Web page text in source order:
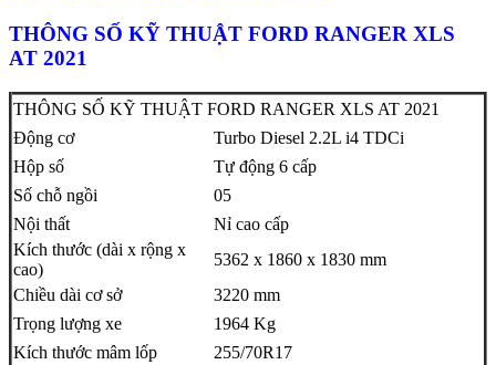
THÔNG SỐ KỸ THUẬT FORD RANGER XLS
AT 2021
THÔNG SỐ KỸ THUẬT FORD RANGER XLS AT 2021
Động cơ
Turbo Diesel 2.2L i4 TDCi
Hộp số
Tự động 6 cấp
Số chỗ ngồi
05
Nội thất
Nỉ cao cấp
Kích thước (dài x rộng x
cao)
5362 x 1860 x 1830 mm
Chiều dài cơ sở
3220 mm
Trọng lượng xe
1964 Kg
Kích thước mâm lốp
255/70R17